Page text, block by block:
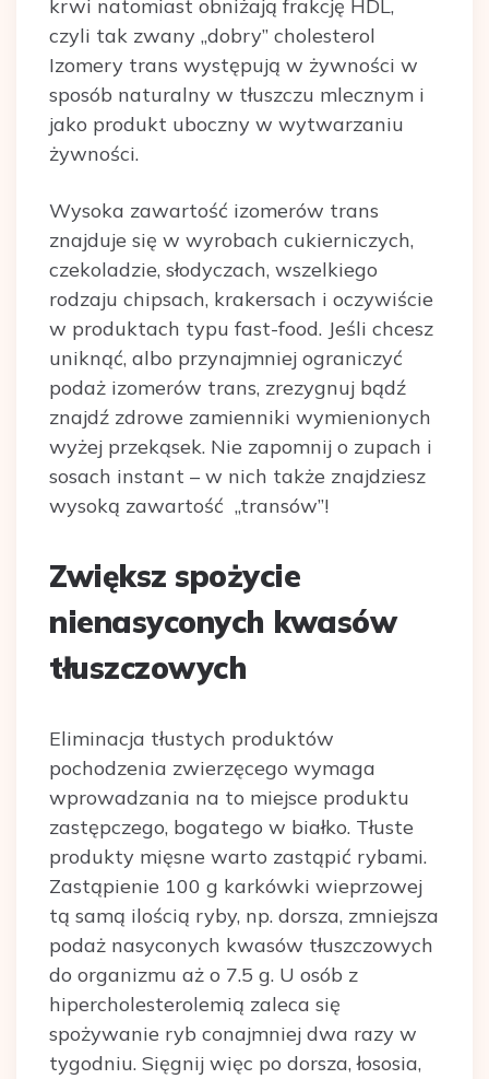
krwi natomiast obniżają frakcję HDL,
czyli tak zwany ,,dobry” cholesterol
Izomery trans występują w żywności w
sposób naturalny w tłuszczu mlecznym i
jako produkt uboczny w wytwarzaniu
żywności.
Wysoka zawartość izomerów trans
znajduje się w wyrobach cukierniczych,
czekoladzie, słodyczach, wszelkiego
rodzaju chipsach, krakersach i oczywiście
w produktach typu fast-food. Jeśli chcesz
uniknąć, albo przynajmniej ograniczyć
podaż izomerów trans, zrezygnuj bądź
znajdź zdrowe zamienniki wymienionych
wyżej przekąsek. Nie zapomnij o zupach i
sosach instant – w nich także znajdziesz
wysoką zawartość ,,transów”!
Zwiększ spożycie
nienasyconych kwasów
tłuszczowych
Eliminacja tłustych produktów
pochodzenia zwierzęcego wymaga
wprowadzania na to miejsce produktu
zastępczego, bogatego w białko. Tłuste
produkty mięsne warto zastąpić rybami.
Zastąpienie 100 g karkówki wieprzowej
tą samą ilością ryby, np. dorsza, zmniejsza
podaż nasyconych kwasów tłuszczowych
do organizmu aż o 7.5 g. U osób z
hipercholesterolemią zaleca się
spożywanie ryb conajmniej dwa razy w
tygodniu. Sięgnij więc po dorsza, łososia,